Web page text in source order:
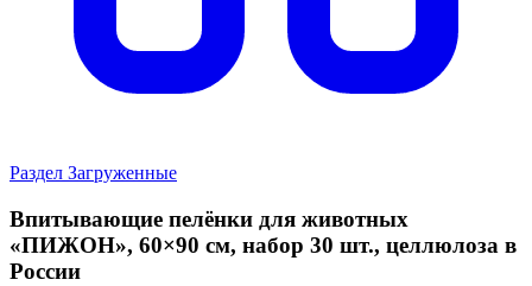
Раздел Загруженные
Впитывающие пелёнки для животных
«ПИЖОН», 60×90 см, набор 30 шт., целлюлоза в
России